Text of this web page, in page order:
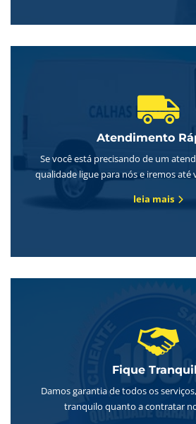
Atendimento
Se você está precisando de um
qualidade ligue para nós e iremos até
leia mais
Fique
Damos garantia de todos os
tranquilo quanto a contratar